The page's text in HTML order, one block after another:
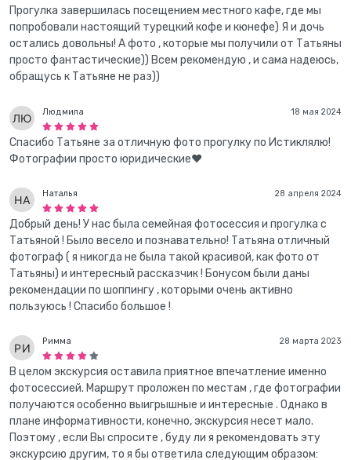
Прогулка завершилась посещением местного кафе, где мы
попробовали настоящий турецкий кофе и кюнефе) Я и дочь
остались довольны! А фото , которые мы получили от Татьяны
просто фантастические)) Всем рекомендую , и сама надеюсь,
обращусь к Татьяне не раз))
18 мая 2024
Людмила
Спасибо Татьяне за отличную фото прогулку по Истиклялю!
Фотографии просто юридические♥️
28 апреля 2024
Наталья
Добрый день! У нас была семейная фотосессия и прогулка с
Татьяной ! Было весело и познавательно! Татьяна отличный
фотограф ( я никогда не была такой красивой, как фото от
Татьяны) и интересный рассказчик ! Бонусом были даны
рекомендации по шоппингу , которыми очень активно
пользуюсь ! Спасибо большое !
28 марта 2023
Римма
В целом экскурсия оставила приятное впечатление именно
фотосессией. Маршрут проложен по местам , где фотографии
получаются особенно выигрышные и интересные . Однако в
плане информативности, конечно, экскурсия несет мало.
Поэтому , если Вы спросите , буду ли я рекомендовать эту
экскурсию другим, то я бы ответила следующим образом: